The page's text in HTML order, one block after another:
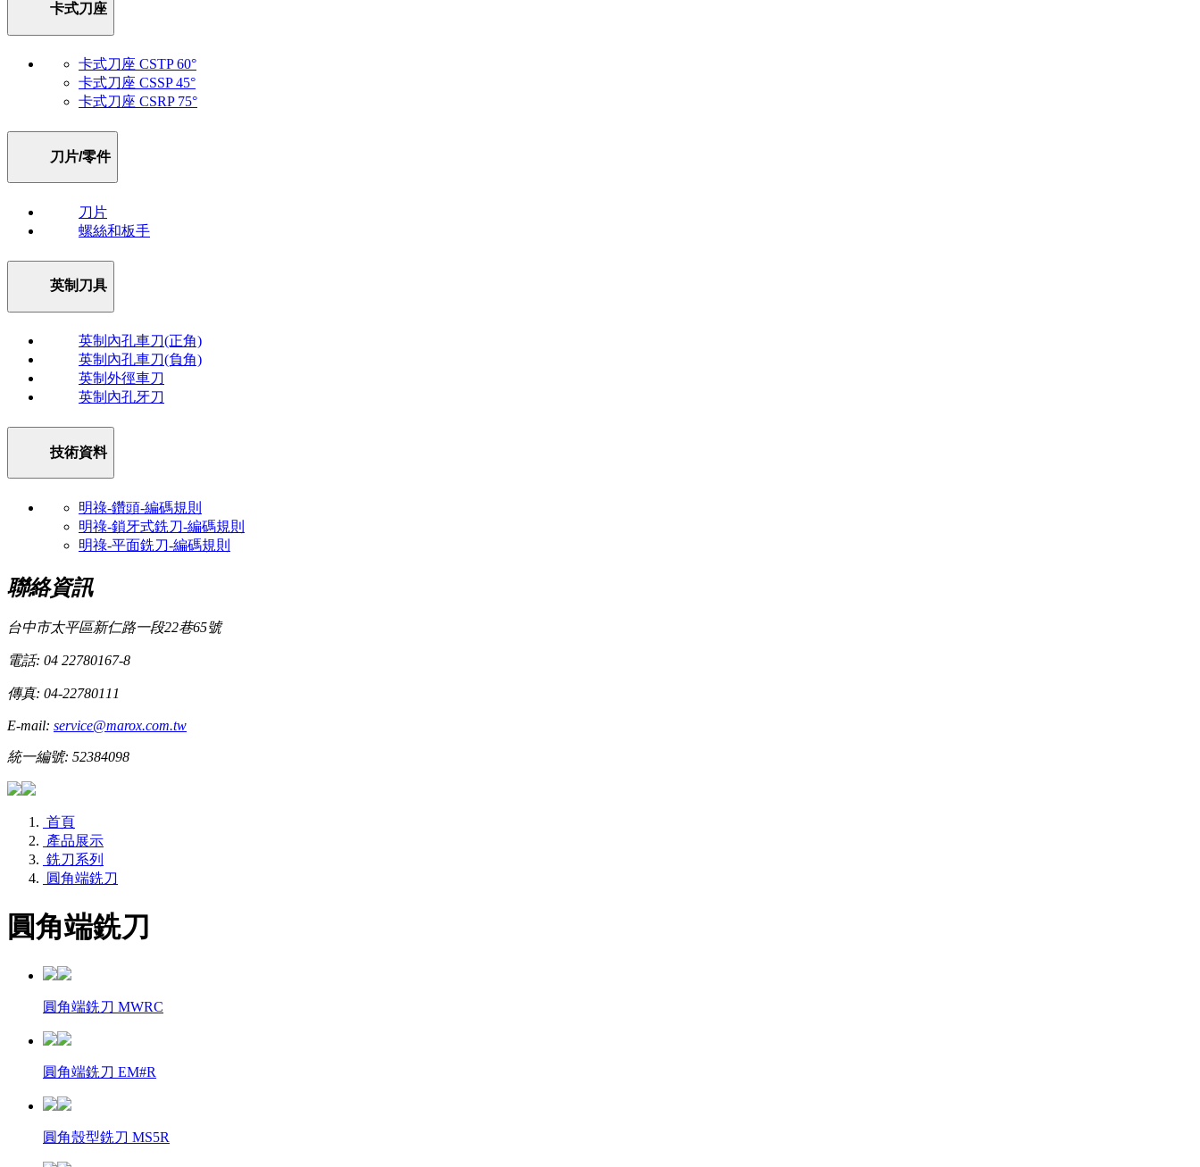
卡式刀座
卡式刀座 CSTP 60°
卡式刀座 CSSP 45°
卡式刀座 CSRP 75°
刀片/零件
刀片
螺絲和板手
英制刀具
英制內孔車刀(正角)
英制內孔車刀(負角)
英制外徑車刀
英制內孔牙刀
技術資料
明祿-鑽頭-編碼規則
明祿-鎖牙式銑刀-編碼規則
明祿-平面銑刀-編碼規則
聯絡資訊
台中市太平區新仁路一段22巷65號
電話: 04 22780167-8
傳真: 04-22780111
E-mail: service@marox.com.tw
統一編號: 52384098
首頁
產品展示
銑刀系列
圓角端銑刀
圓角端銑刀
圓角端銑刀 MWRC
圓角端銑刀 EM#R
圓角殼型銑刀 MS5R